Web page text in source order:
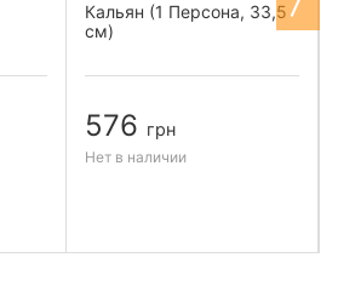
Кальян (1 Персона, 33,5
см)
576 грн
Нет в наличии